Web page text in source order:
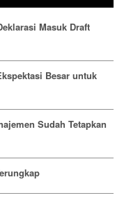
Masuk Draft
Besar untuk
Sudah Tetapkan